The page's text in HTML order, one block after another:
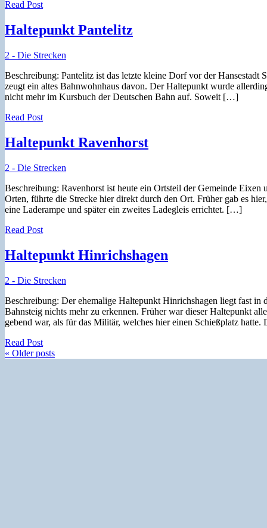
Read Post
Haltepunkt Pantelitz
2 - Die Strecken
Beschreibung: Pantelitz ist das letzte kleine Dorf vor der
zeugt ein altes Bahnwohnhaus davon. Der Haltepunkt wurde
nicht mehr im Kursbuch der Deutschen Bahn auf. Soweit […]
Read Post
Haltepunkt Ravenhorst
2 - Die Strecken
Beschreibung: Ravenhorst ist heute ein Ortsteil der Gemeinde
Orten, führte die Strecke hier direkt durch den Ort. Früher gab es
eine Laderampe und später ein zweites Ladegleis errichtet. […]
Read Post
Haltepunkt Hinrichshagen
2 - Die Strecken
Beschreibung: Der ehemalige Haltepunkt Hinrichshagen liegt fast
Bahnsteig nichts mehr zu erkennen. Früher war dieser Haltepunkt
gebend war, als für das Militär, welches hier einen Schießplatz
Read Post
« Older posts